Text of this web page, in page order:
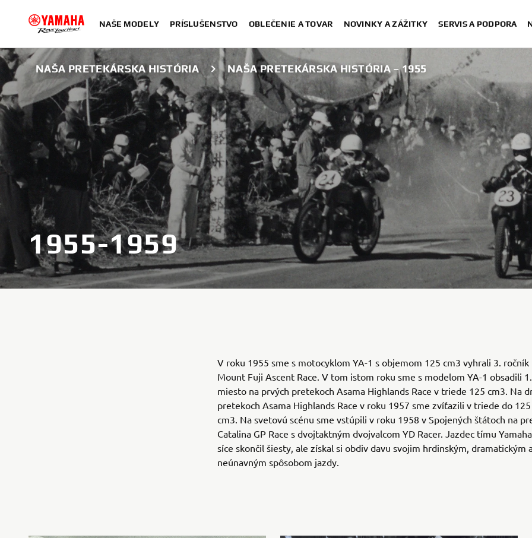
NAŠE MODELY PRÍSLUŠENSTVO OBLEČENIE A TOVAR NOVINKY A ZÁŽITKY SERVIS A PODPORA
NAŠA PRETEKÁRSKA HISTÓRIA NAŠA PRETEKÁRSKA HISTÓRIA – 1955
1955-1959
V roku 1955 sme s motocyklom YA-1 s objemom 125 cm3 vyhrali 3.
Mount Fuji Ascent Race. V tom istom roku sme s modelom YA-1 obsadili
miesto na prvých pretekoch Asama Highlands Race v triede 125 cm3. Na
pretekoch Asama Highlands Race v roku 1957 sme zvíťazili v triede do
cm3. Na svetovú scénu sme vstúpili v roku 1958 v Spojených štátoch na
Catalina GP Race s dvojtaktným dvojvalcom YD Racer. Jazdec tímu
síce skončil šiesty, ale získal si obdiv davu svojim hrdinským, dramatickým
neúnavným spôsobom jazdy.